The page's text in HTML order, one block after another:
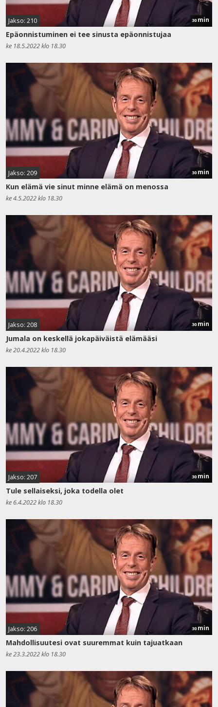
Jakso: 210 30min
Epäonnistuminen ei tee sinusta epäonnistujaa
ke 18.5.2022 klo 18.30
Jakso: 209 30min
Kun elämä vie sinut minne elämä on menossa
ke 4.5.2022 klo 18.30
Jakso: 208 30min
Jumala on keskellä jokapäiväistä elämääsi
ke 20.4.2022 klo 18.30
Jakso: 207 30min
Tule sellaiseksi, joka todella olet
ke 6.4.2022 klo 18.30
Jakso: 206 30min
Mahdollisuutesi ovat suuremmat kuin tajuatkaan
ke 23.3.2022 klo 18.30